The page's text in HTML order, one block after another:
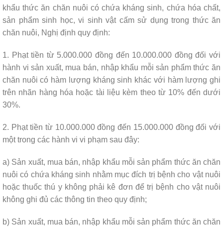
khẩu thức ăn chăn nuôi có chứa kháng sinh, chứa hóa chất,
sản phẩm sinh học, vi sinh vật cấm sử dụng trong thức ăn
chăn nuôi, Nghị định quy định:
1. Phạt tiền từ 5.000.000 đồng đến 10.000.000 đồng đối với
hành vi sản xuất, mua bán, nhập khẩu mỗi sản phẩm thức ăn
chăn nuôi có hàm lượng kháng sinh khác với hàm lượng ghi
trên nhãn hàng hóa hoặc tài liệu kèm theo từ 10% đến dưới
30%.
2. Phạt tiền từ 10.000.000 đồng đến 15.000.000 đồng đối với
một trong các hành vi vi phạm sau đây:
a) Sản xuất, mua bán, nhập khẩu mỗi sản phẩm thức ăn chăn
nuôi có chứa kháng sinh nhằm mục đích trị bệnh cho vật nuôi
hoặc thuốc thú y không phải kê đơn để trị bệnh cho vật nuôi
không ghi đủ các thông tin theo quy định;
b) Sản xuất, mua bán, nhập khẩu mỗi sản phẩm thức ăn chăn